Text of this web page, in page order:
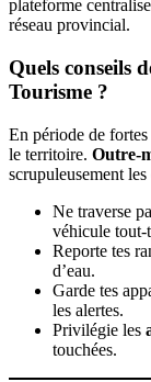
plateforme
réseau provincial.
Quels conseils
Tourisme ?
En période de
le territoire. Outre-
scrupuleusement
Ne traverse
véhicule tout-
Reporte tes
d’eau.
Garde tes
les alertes.
Privilégie les
touchées.